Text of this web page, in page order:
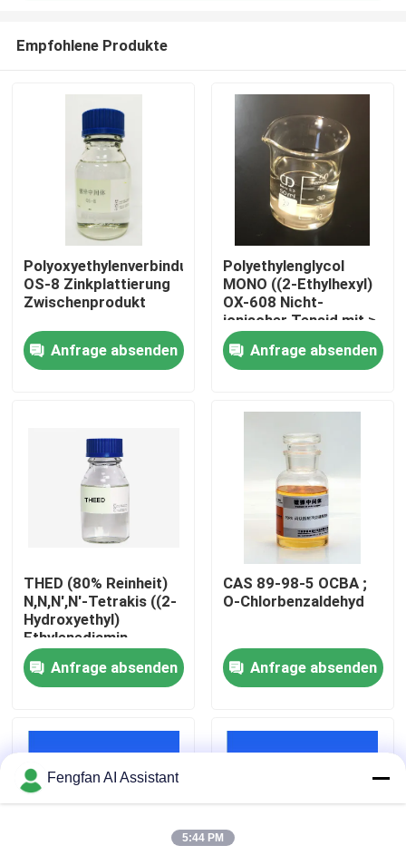
Zu Hause
Über uns
Qualitätskontrolle
Kontakt
Nachrichten
Angebot anfordern
Chemikalien zur Verzinkung
Empfohlene Produkte
Polyoxyethylenverbindung
OS-8 Zinkplattierung
Zwischenprodukt
Anfrage absenden
Polyethylenglycol
MONO ((2-Ethylhexyl)
OX-608 Nicht-
ionischer Tensid mit ≥
80%
Anfrage absenden
THED (80% Reinheit)
N,N,N',N'-Tetrakis ((2-
Hydroxyethyl)
Ethylenediamin
Anfrage absenden
CAS 89-98-5 OCBA ;
O-Chlorbenzaldehyd
Anfrage absenden
Fengfan AI Assistant
5:44 PM